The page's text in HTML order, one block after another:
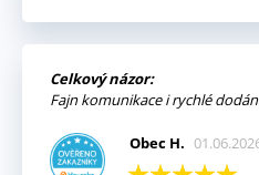
Celkový názor:
Fajn komunikace i rychlé
Obec H.